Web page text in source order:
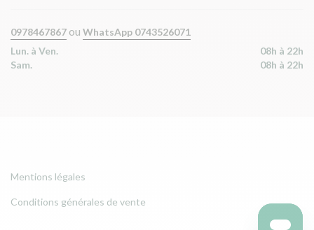
0978467867 ou WhatsApp 0743526071
Lun. à Ven.
08h à 22h
Sam.
08h à 22h
Mentions légales
Conditions générales de vente